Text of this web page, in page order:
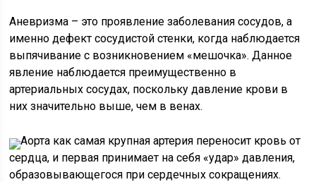
Аневризма – это проявление заболевания сосудов, а
именно дефект сосудистой стенки, когда наблюдается
выпячивание с возникновением «мешочка». Данное
явление наблюдается преимущественно в
артериальных сосудах, поскольку давление крови в
них значительно выше, чем в венах.
Аорта как самая крупная артерия переносит кровь от
сердца, и первая принимает на себя «удар» давления,
образовывающегося при сердечных сокращениях.